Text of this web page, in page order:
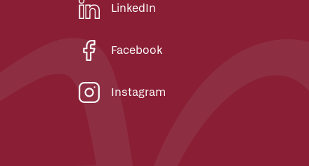
LinkedIn
Facebook
Instagram